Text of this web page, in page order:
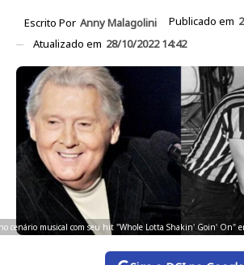
Escrito Por Anny Malagolini Publicado em
Atualizado em 28/10/2022 14:42
cenário musical com seu hit "Whole Lotta Shakin' Goin' On"